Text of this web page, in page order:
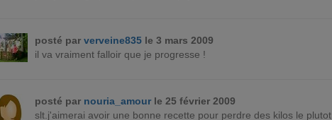
posté parverveine835 le 3 mars 2009
il va vraiment falloir que je progresse !
posté par nouria_amour le 25 février 2009
slt.j'aimerai avoir une bonne recette pour perdre des kilos le plutot